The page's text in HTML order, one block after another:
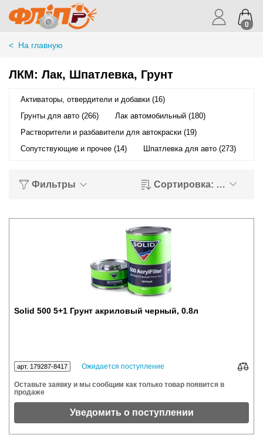
0
< На главную
ЛКМ: Лак, Шпатлевка, Грунт
Активаторы, отвердители и добавки (16)
Грунты для авто (266)
Лак автомобильный (180)
Растворители и разбавители для автокраски (19)
Сопутствующие и прочее (14)
Шпатлевка для авто (273)
Фильтры Сортировка: Хиты
Solid 500 5+1 Грунт акриловый черный, 0.8л
арт. 179287-8417 Ожидается поступление
Оставьте заявку и мы сообщим как только товар появится в
продаже
Уведомить о поступлении